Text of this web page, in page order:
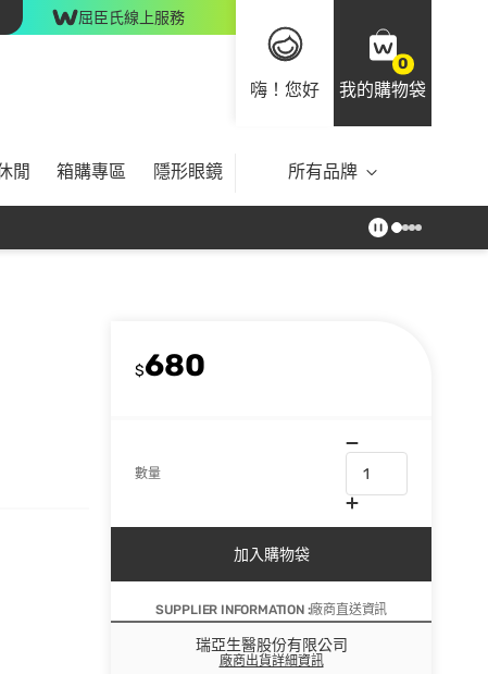
屈臣氏線上服務
嗨！您好
0
我的購物袋
閒 箱購專區 隱形眼鏡 所有品牌
$680
數量
加入購物袋
SUPPLIER INFORMATION :廠商直送資訊
瑞亞生醫股份有限公司
廠商出貨詳細資訊